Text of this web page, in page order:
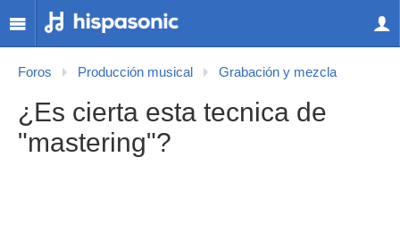
Foros Producción musical Grabación y mezcla
¿Es cierta esta tecnica de
"mastering"?